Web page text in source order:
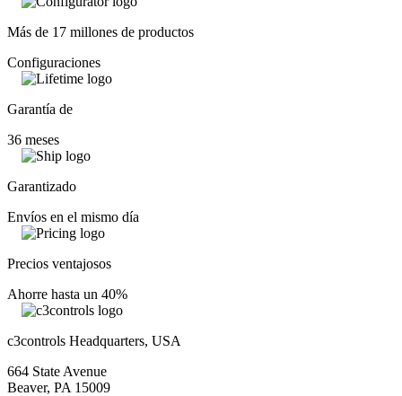
Más de 17 millones de productos
Configuraciones
Garantía de
36 meses
Garantizado
Envíos en el mismo día
Precios ventajosos
Ahorre hasta un 40%
c3controls Headquarters, USA
664 State Avenue
Beaver, PA 15009